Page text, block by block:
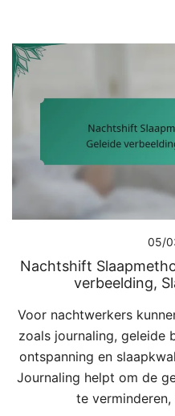
05/
Nachtshift
verbeelding,
Voor nachtwerkers
zoals journaling, geleide
ontspanning en
Journaling helpt om de
te